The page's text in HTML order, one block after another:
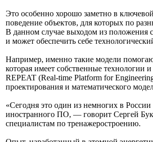
Это особенно хорошо заметно в
поведение объектов, для которых по
В данном случае выходом из положения
и может обеспечить себе
Например, именно такие модели
которая имеет собственные
REPEAT (Real-time Platform for
проектирования и математического
«Сегодня это один из немногих в
иностранного ПО, — говорит Сергей
специалистам по тренажеростроению.